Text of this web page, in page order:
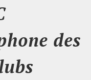
des